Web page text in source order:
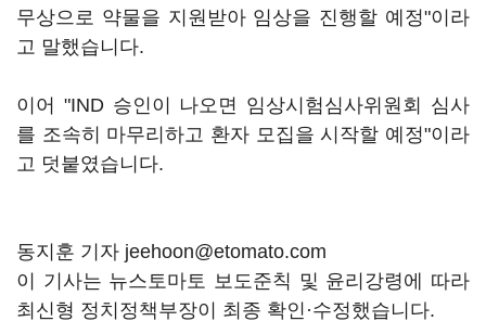
무상으로 약물을 지원받아 임상을 진행할 예정"이라
고 말했습니다.
이어 "IND 승인이 나오면 임상시험심사위원회 심사
를 조속히 마무리하고 환자 모집을 시작할 예정"이라
고 덧붙였습니다.
동지훈 기자 jeehoon@etomato.com
이 기사는 뉴스토마토 보도준칙 및 윤리강령에 따라
최신형 정치정책부장이 최종 확인·수정했습니다.